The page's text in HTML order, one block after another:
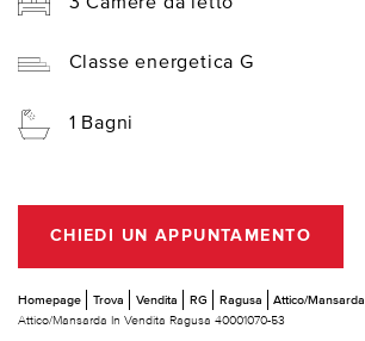
Classe energetica G
1 Bagni
CHIEDI UN APPUNTAMENTO
Homepage Trova Vendita RG Ragusa
Attico/Mansarda
Attico/Mansarda In Vendita Ragusa 40001070-53